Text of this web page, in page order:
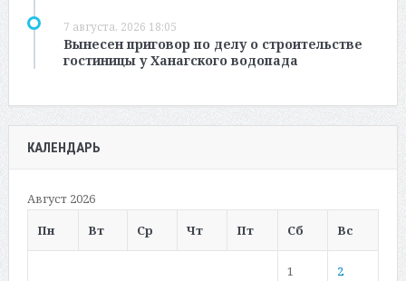
7 августа, 2026 18:05
Вынесен приговор по делу о строительстве
гостиницы у Ханагского водопада
КАЛЕНДАРЬ
Август 2026
Пн
Вт Ср Чт Пт Сб Вс
1 2